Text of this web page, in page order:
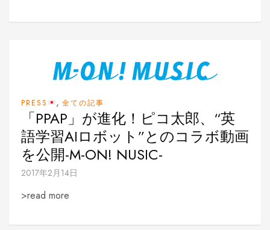
PRESS , 全ての記事
「PPAP」が進化！ピコ太郎、“英
語学習AIロボット”とのコラボ動画
を公開-M-ON! NUSIC-
2017年2月14日
>read more